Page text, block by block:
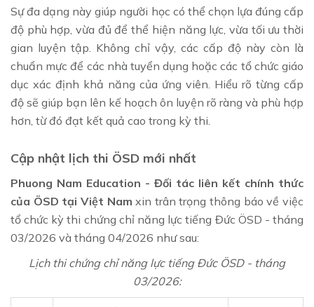
Sự đa dạng này giúp người học có thể chọn lựa đúng cấp
độ phù hợp, vừa đủ để thể hiện năng lực, vừa tối ưu thời
gian luyện tập. Không chỉ vậy, các cấp độ này còn là
chuẩn mực để các nhà tuyển dụng hoặc các tổ chức giáo
dục xác định khả năng của ứng viên. Hiểu rõ từng cấp
độ sẽ giúp bạn lên kế hoạch ôn luyện rõ ràng và phù hợp
hơn, từ đó đạt kết quả cao trong kỳ thi.
Cập nhật lịch thi ÖSD mới nhất
Phuong Nam Education - Đối tác liên kết chính thức
của ÖSD tại Việt Nam xin trân trọng thông báo về việc
tổ chức kỳ thi chứng chỉ năng lực tiếng Đức ÖSD - tháng
03/2026 và tháng 04/2026 như sau:
Lịch thi chứng chỉ năng lực tiếng Đức ÖSD - tháng
03/2026: